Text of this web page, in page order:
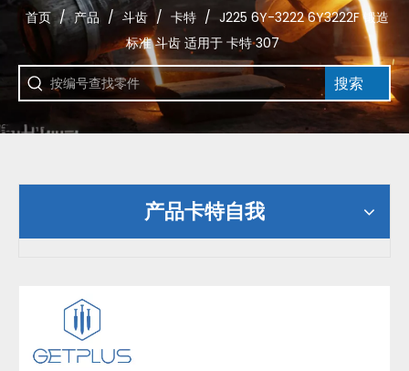
首页 / 产品 / 斗齿 / 卡特 / J225 6Y-3222 6Y3222F 锻造
标准 斗齿 适用于 卡特 307
搜索
产品卡特自我